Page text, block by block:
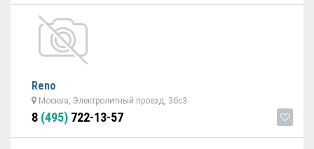
Reno
Москва, Электролитный проезд, 3бс3
8 (495) 722-13-57